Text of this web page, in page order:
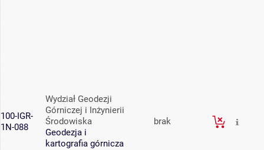
100-IGR-
1N-088
Wydział Geodezji
Górniczej i Inżynierii
Środowiska
Geodezja i
kartografia górnicza
brak